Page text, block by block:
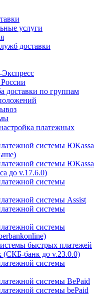
услуги
доставки
доставки по группам
платежных
системы ЮKassa
системы ЮKassa
до v.17.6.0)
системы
системы Assist
системы
системы
быстрых платежей
(СКБ-банк до v.23.0.0)
системы
системы BePaid
системы bePaid